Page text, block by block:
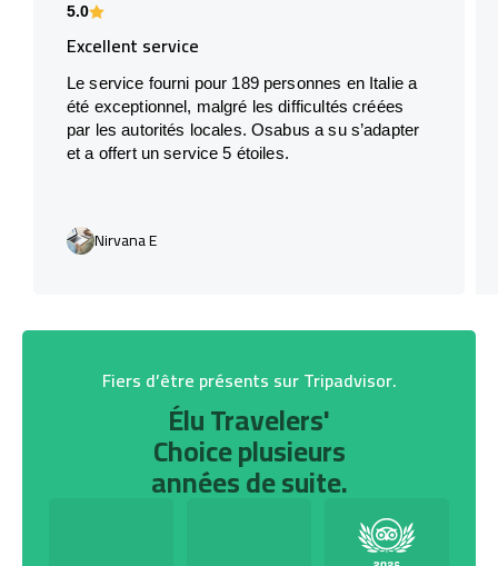
5.0
Excellent service
Le service fourni pour 189 personnes en Italie a
été exceptionnel, malgré les difficultés créées
par les autorités locales. Osabus a su s’adapter
et a offert un service 5 étoiles.
Nirvana E
Fiers d’être présents sur Tripadvisor.
Élu Travelers'
Choice plusieurs
années de suite.